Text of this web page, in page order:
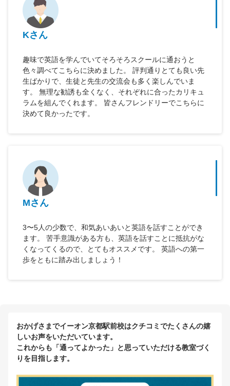
Kさん
趣味で英語を学んでいてそろそろスクールに通おうと
色々調べてこちらに決めました。 評判通りとても良い先
生ばかりで、生徒と先生の交流会も多く楽しんでいま
す。 無理な勧誘も全くなく、それぞれに合ったカリキュ
ラムを組んでくれます。 皆さんフレンドリーでこちらに
決めて良かったです。
Mさん
3〜5人の少数で、和気あいあいと英語を話すことができ
ます。 苦手意識がある方も、英語を話すことに抵抗がな
くなってくるので、とてもオススメです。 英語への第一
歩をともに踏み出しましょう！
おかげさまでイーオン京都駅前校はクチコミでたくさんの嬉
しいお声をいただいています。
これからも「通ってよかった」と思っていただける教室づく
りを目指します。